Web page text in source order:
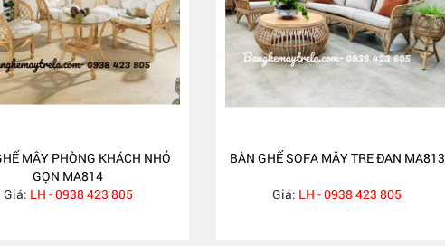
MÂY PHÒNG KHÁCH NHỎ
GỌN MA814
Giá: LH - 0938 423 805
BÀN GHẾ SOFA MÂY TRE ĐAN MA813
Giá: LH - 0938 423 805